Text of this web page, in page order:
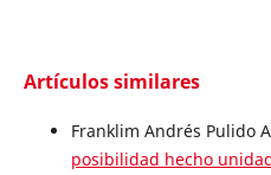
Artículos similares
Franklim Andrés Pulido
posibilidad hecho